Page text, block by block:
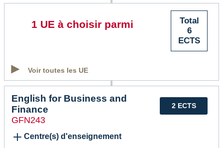
Total
6
ECTS
1 UE à choisir parmi
Voir toutes les UE
2 ECTS
English for Business and
Finance
GFN243
Centre(s) d'enseignement